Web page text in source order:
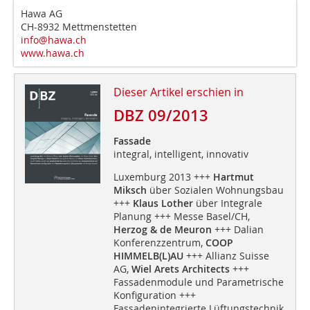
Hawa AG
CH-8932 Mettmenstetten
info@hawa.ch
www.hawa.ch
Dieser Artikel erschien in
DBZ 09/2013
Fassade
integral, intelligent, innovativ
Luxemburg 2013 +++ Hartmut
Miksch über Sozialen Wohnungsbau
+++ Klaus Lotherüber Integrale
Planung +++ Messe Basel/CH,
Herzog & de Meuron +++ Dalian
Konferenzzentrum,COOP
HIMMELB(L)AU+++ Allianz Suisse
AG, Wiel Arets Architects+++
Fassadenmodule und Parametrische
Konfiguration +++